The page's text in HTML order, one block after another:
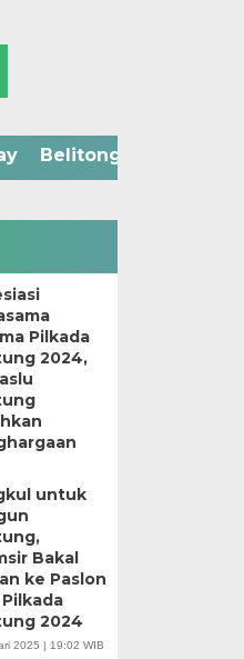
Belitong Technology
Pilkada
2024,
untuk
Bakal
ke Paslon
2024
2025 | 19:02 WIB